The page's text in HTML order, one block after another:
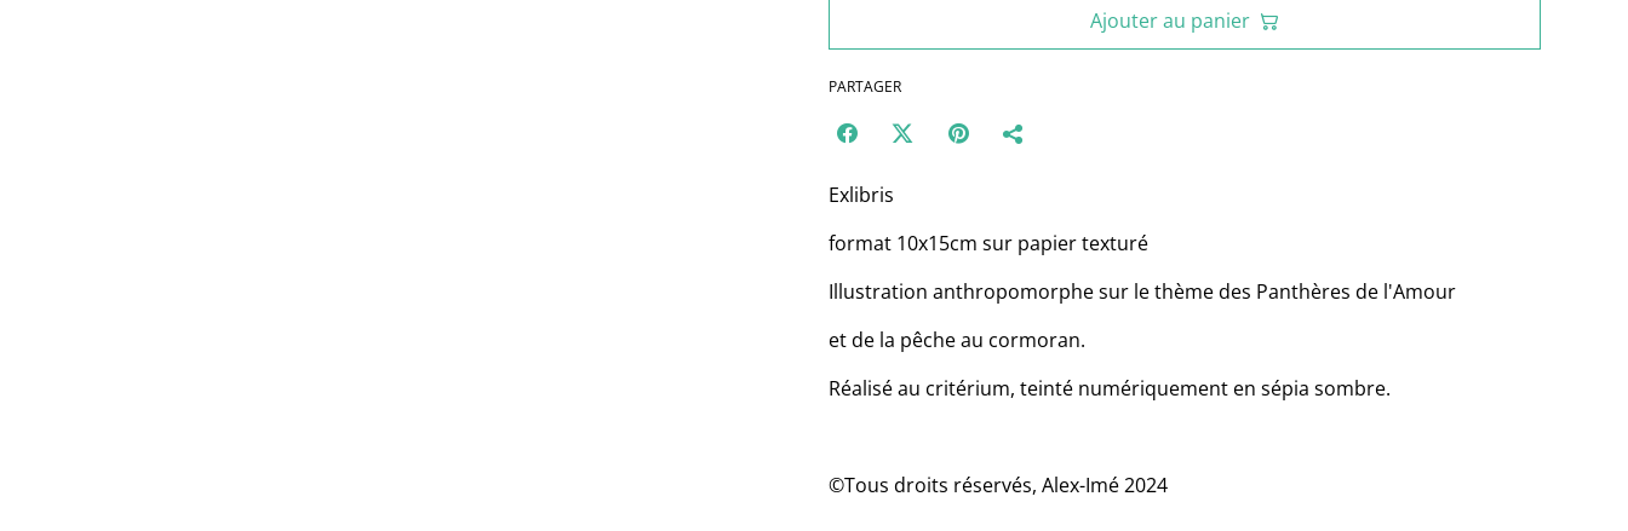
Ajouter au panier
PARTAGER
Exlibris
format 10x15cm sur papier texturé
Illustration anthropomorphe sur le thème des Panthères de l'Amour
et de la pêche au cormoran.
Réalisé au critérium, teinté numériquement en sépia sombre.
©Tous droits réservés, Alex-Imé 2024